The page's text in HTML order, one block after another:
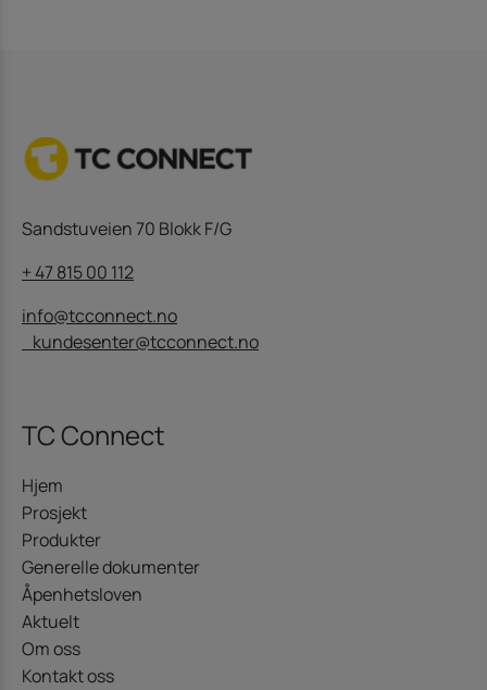
Sandstuveien 70 Blokk F/G
+ 47 815 00 112
info@tcconnect.no
kundesenter@tcconnect.no
TC Connect
Hjem
Prosjekt
Produkter
Generelle dokumenter
Åpenhetsloven
Aktuelt
Om oss
Kontakt oss